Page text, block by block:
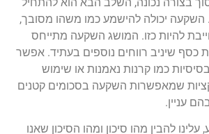
יכולה להישמע כמו משהו מסובך,
להיות כזו. המושג השקעה מתייחס
כסף שיניב רווחים נוספים בעתיד. אפשר
כמו קרנות נאמנות או שימוש
שמאפשרות השקעה בסכומים קטנים
עניין.
להבין מהו סיכון ומהו הסיכון שאנו